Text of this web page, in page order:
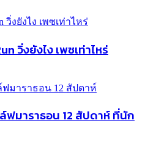
วิ่งยังไง เพซเท่าไหร่
ฟมาราธอน 12 สัปดาห์ ที่นัก